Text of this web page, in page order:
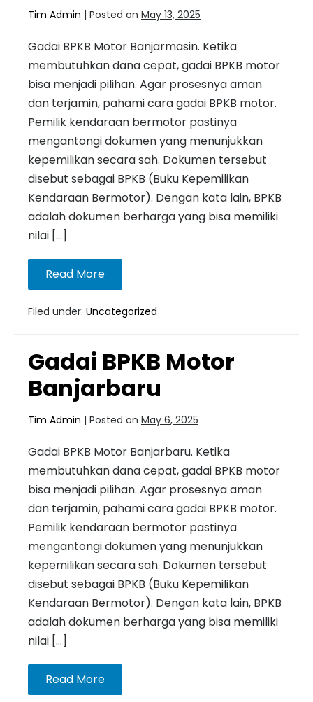
Tim Admin | Posted on May 13, 2025
Gadai BPKB Motor Banjarmasin. Ketika
membutuhkan dana cepat, gadai BPKB motor
bisa menjadi pilihan. Agar prosesnya aman
dan terjamin, pahami cara gadai BPKB motor.
Pemilik kendaraan bermotor pastinya
mengantongi dokumen yang menunjukkan
kepemilikan secara sah. Dokumen tersebut
disebut sebagai BPKB (Buku Kepemilikan
Kendaraan Bermotor). Dengan kata lain, BPKB
adalah dokumen berharga yang bisa memiliki
nilai […]
Read More
Filed under: Uncategorized
Gadai BPKB Motor
Banjarbaru
Tim Admin | Posted on May 6, 2025
Gadai BPKB Motor Banjarbaru. Ketika
membutuhkan dana cepat, gadai BPKB motor
bisa menjadi pilihan. Agar prosesnya aman
dan terjamin, pahami cara gadai BPKB motor.
Pemilik kendaraan bermotor pastinya
mengantongi dokumen yang menunjukkan
kepemilikan secara sah. Dokumen tersebut
disebut sebagai BPKB (Buku Kepemilikan
Kendaraan Bermotor). Dengan kata lain, BPKB
adalah dokumen berharga yang bisa memiliki
nilai […]
Read More